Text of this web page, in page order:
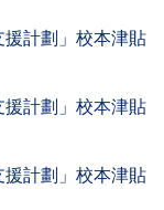
計劃」校本津貼
計劃」校本津貼
計劃」校本津貼